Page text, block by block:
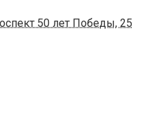
50 лет Победы, 25